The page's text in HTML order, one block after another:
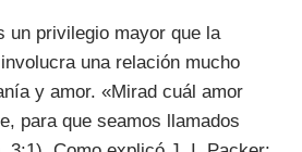
un privilegio mayor que la
una relación mucho
y amor. «Mirad cuál amor
para que seamos llamados